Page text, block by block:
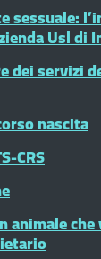
sessuale:
Usl di
dei servizi
nascita
CRS
animale